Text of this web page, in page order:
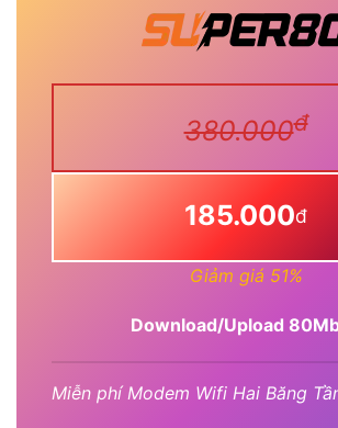
380.000đ
185.000đ
Giảm giá 51%
Download/Upload
Miễn phí Modem Wifi Hai Băng